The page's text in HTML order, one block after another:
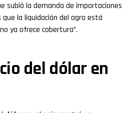
subió la demanda de importaciones
la liquidación del agro está
ya ofrece cobertura”.
del dólar en